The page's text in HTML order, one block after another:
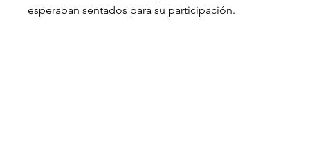
esperaban sentados para su participación.